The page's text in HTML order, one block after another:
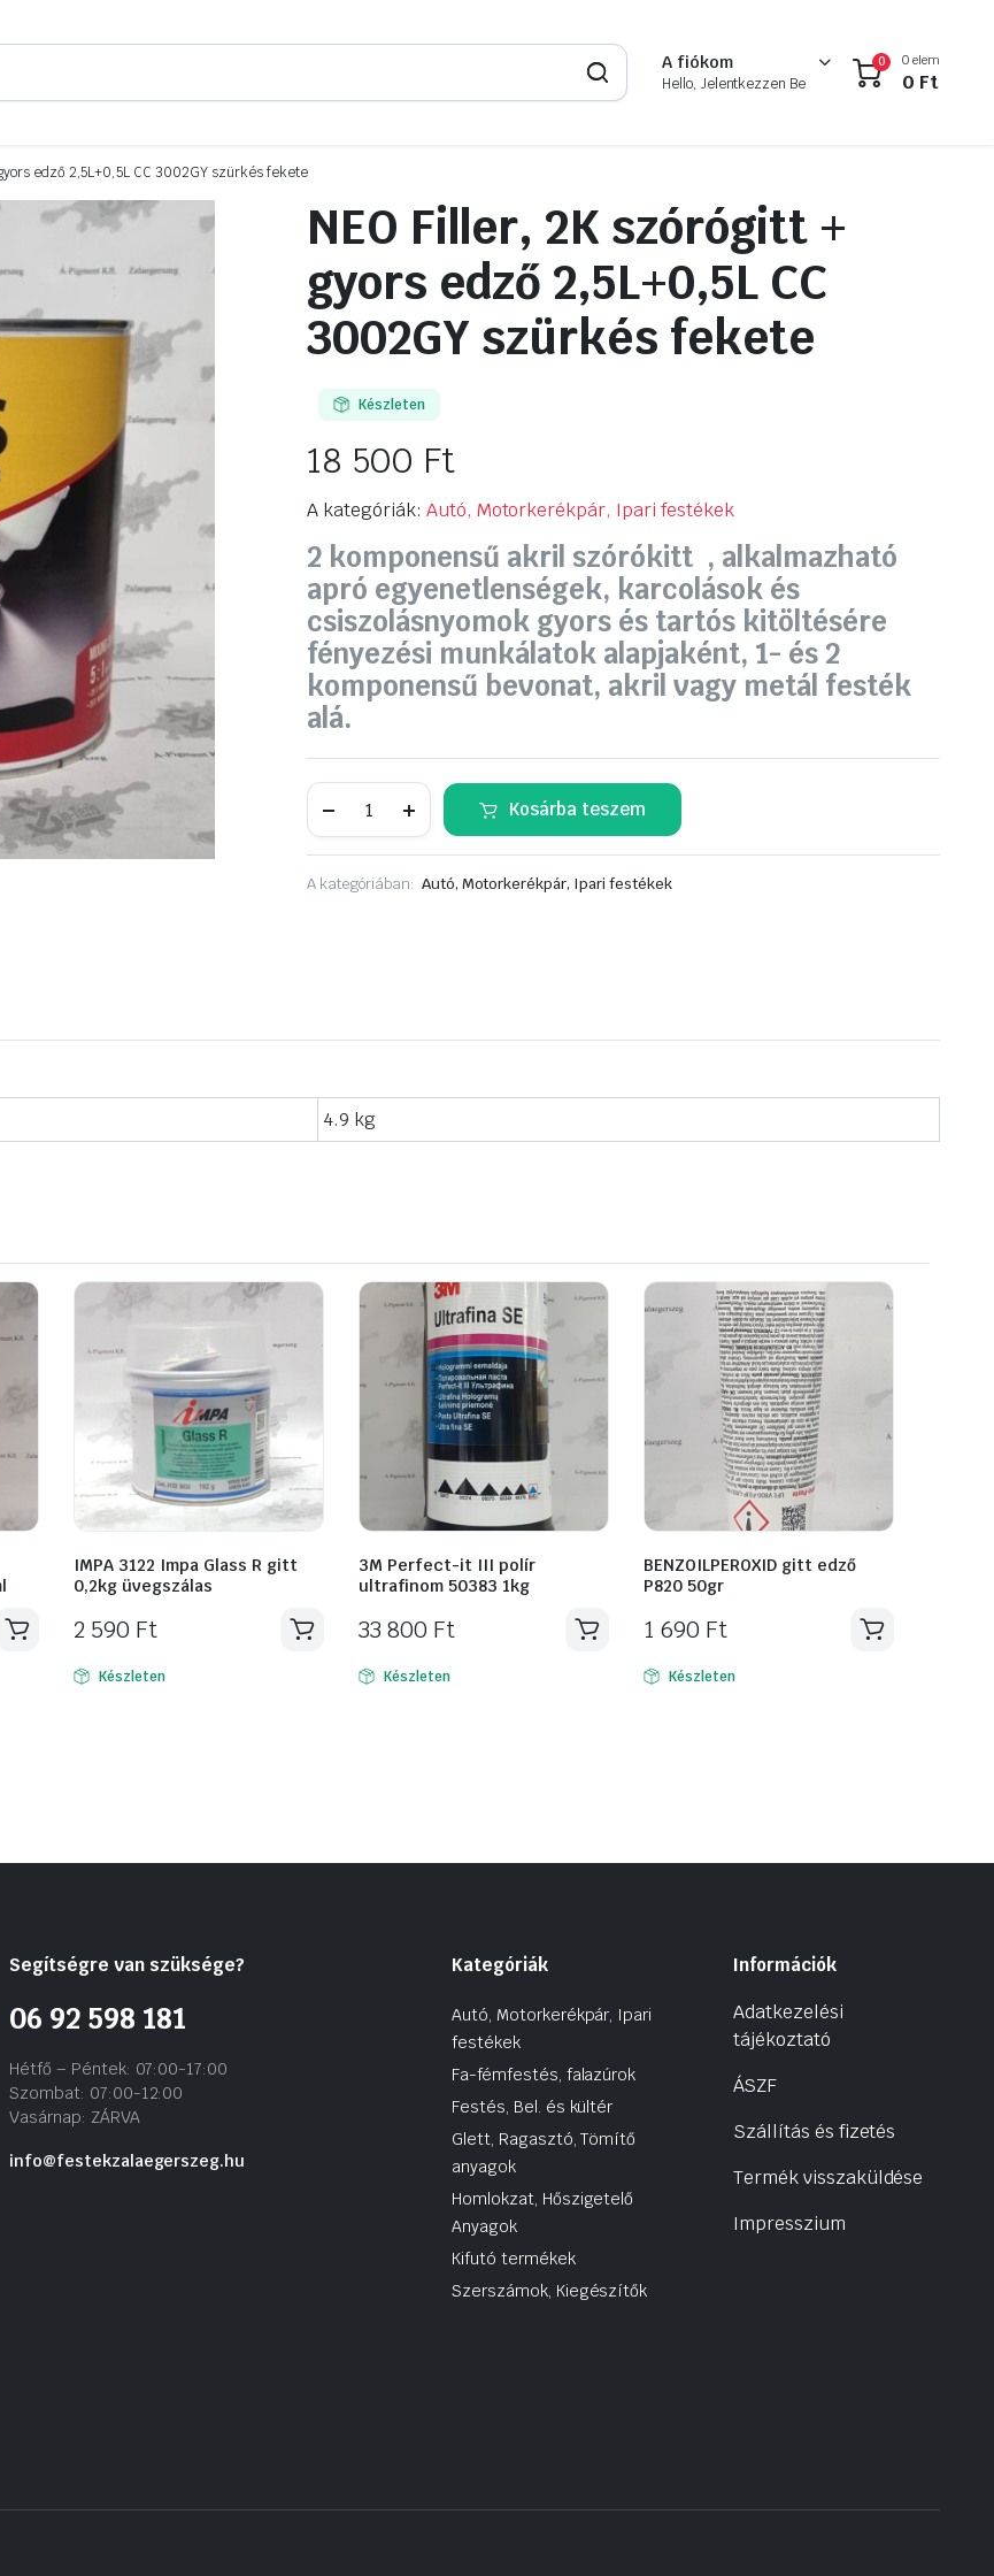
A fiókom
Hello, Jelentkezzen Be
0 0 elem
0 Ft
edző 2,5L+0,5L CC 3002GY szürkés fekete
NEO Filler, 2K szórógitt +
gyors edző 2,5L+0,5L CC
3002GY szürkés fekete
Készleten
18 500 Ft
A kategóriák: Autó, Motorkerékpár, Ipari festékek
2 komponensű akril szórókitt , alkalmazható
apró egyenetlenségek, karcolások és
csiszolásnyomok gyors és tartós kitöltésére
fényezési munkálatok alapjaként, 1- és 2
komponensű bevonat, akril vagy metál festék
alá.
Filler,
szórógitt
gyors
Kosárba teszem
A kategóriában: Autó, Motorkerékpár, Ipari festékek
4.9 kg
IMPA 3122 Impa Glass R gitt
0,2kg üvegszálas
2 590 Ft
Készleten
3M Perfect-it III polír
ultrafinom 50383 1kg
33 800 Ft
Készleten
BENZOILPEROXID gitt edző
P820 50gr
1 690 Ft
Készleten
Segítségre van szüksége?
06 92 598 181
Hétfő – Péntek: 07:00-17:00
Szombat: 07:00-12:00
Vasárnap: ZÁRVA
info@festekzalaegerszeg.hu
Kategóriák
Autó, Motorkerékpár, Ipari
festékek
Fa-fémfestés, falazúrok
Festés, Bel. és kültér
Glett, Ragasztó, Tömítő
anyagok
Homlokzat, Hőszigetelő
Anyagok
Kifutó termékek
Szerszámok, Kiegészítők
Információk
Adatkezelési
tájékoztató
ÁSZF
Szállítás és fizetés
Termék visszaküldése
Impresszium